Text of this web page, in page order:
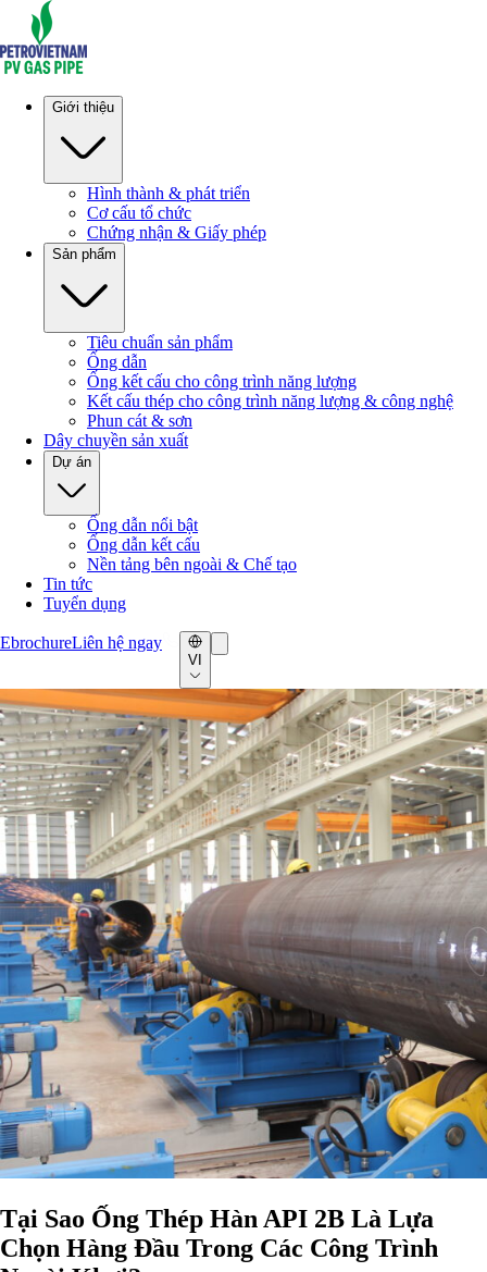
Giới thiệu
Hình thành & phát triển
Cơ cấu tổ chức
Chứng nhận & Giấy phép
Sản phẩm
Tiêu chuẩn sản phẩm
Ống dẫn
Ống kết cấu cho công trình năng lượng
Kết cấu thép cho công trình năng lượng & công nghệ
Phun cát & sơn
Dây chuyền sản xuất
Dự án
Ống dẫn nổi bật
Ống dẫn kết cấu
Nền tảng bên ngoài & Chế tạo
Tin tức
Tuyển dụng
EbrochureLiên hệ ngay
VI
Tại Sao Ống Thép Hàn API 2B Là Lựa
Chọn Hàng Đầu Trong Các Công Trình